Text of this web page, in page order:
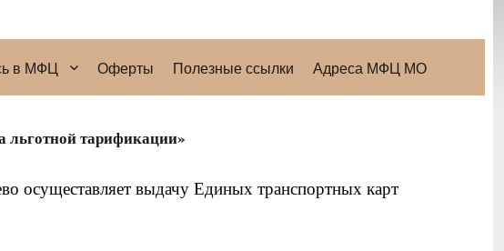
в МФЦ Оферты Полезные ссылки Адреса МФЦ МО
льготной тарификации»
осущеставляет выдачу Единых транспортных карт